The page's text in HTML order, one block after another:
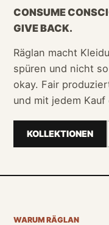
CONSUME
GIVE BACK.
Räglan macht
spüren und nicht
okay. Fair
und mit jedem
KOLLEKTIONEN
WARUM RÄGLAN